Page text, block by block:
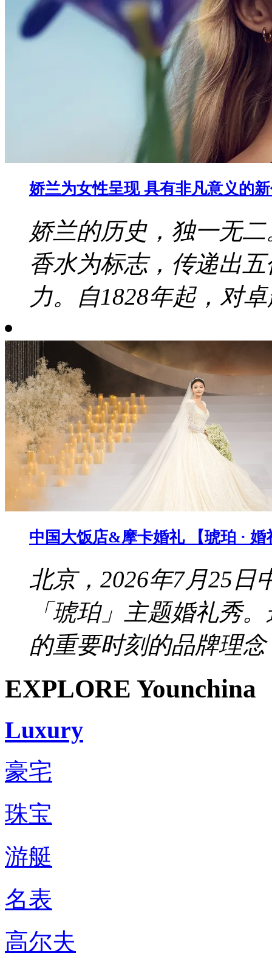
娇兰为女性呈现 具有非凡意义的
娇兰的历史，独一无
香水为标志，传递出
力。自1828年起，对
中国大饭店&摩卡婚礼 【琥珀 ·
北京，2026年7月25日
「琥珀」主题婚礼秀
的重要时刻的品牌理念
EXPLORE Younchina
Luxury
豪宅
珠宝
游艇
名表
高尔夫